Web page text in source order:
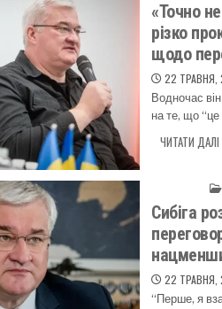
«Точно
різко
щодо
22 ТРАВНЯ,
Водночас
на те, що
ЧИТАТИ ДАЛІ
Сибіга
22 ТРАВНЯ,
“Перше, я